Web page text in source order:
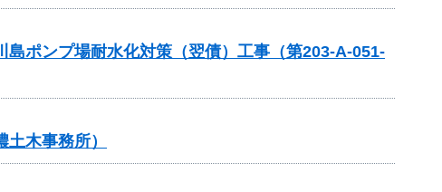
ポンプ場耐水化対策（翌債）工事（第203-A-051-
木事務所）